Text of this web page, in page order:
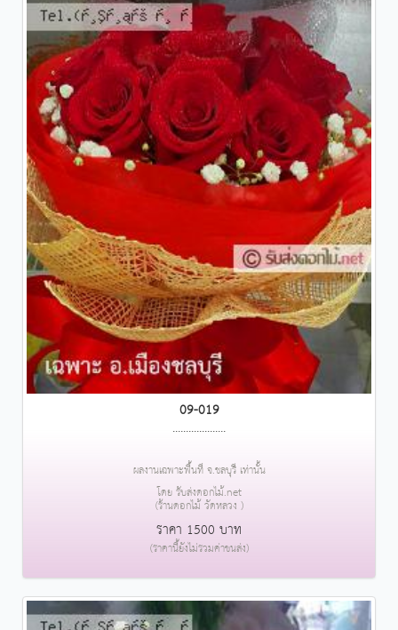
09-019
....................
ผลงานเฉพาะพื้นที่ จ.ชลบุรี เท่านั้น
โดย รับส่งดอกไม้.net
(ร้านดอกไม้ วัดหลวง )
ราคา 1500 บาท
(ราคานี้ยังไม่รวมค่าขนส่ง)